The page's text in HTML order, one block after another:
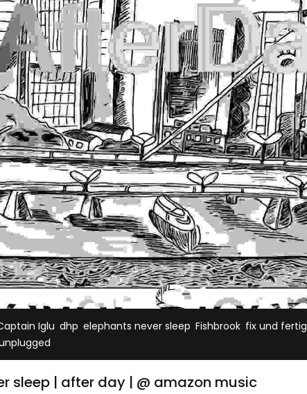
Iglu dhp elephants never sleep Fishbrook fix und fertig
sleep | after day | @ amazon music